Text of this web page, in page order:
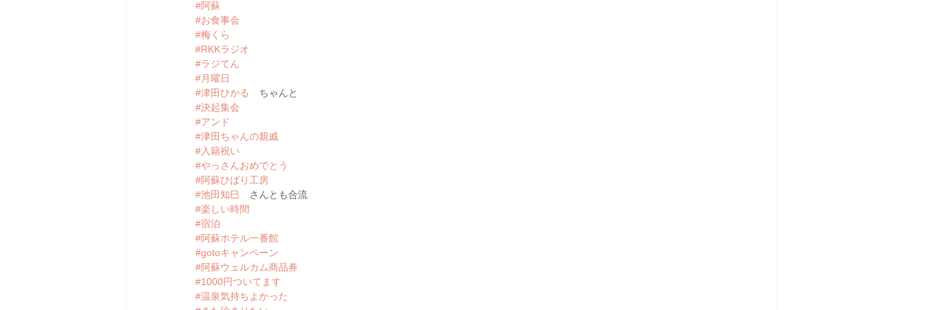
#阿蘇
#お食事会
#梅くら
#RKKラジオ
#ラジてん
#月曜日
#津田ひかる
ちゃんと
#決起集会
#アンド
#津田ちゃんの親戚
#入籍祝い
#やっさんおめでとう
#阿蘇ひばり工房
#池田知巳 さんとも合流
#楽しい時間
#宿泊
#阿蘇ホテル一番館
#gotoキャンペーン
#阿蘇ウェルカム商品券
#1000円ついてます
#温泉気持ちよかった